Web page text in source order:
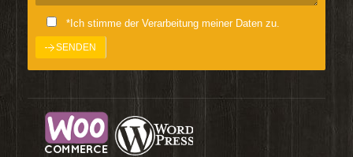
*Ich stimme der Verarbeitung meiner Daten zu.